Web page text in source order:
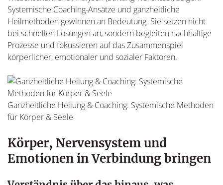
Systemische Coaching-Ansätze und ganzheitliche
Heilmethoden gewinnen an Bedeutung. Sie setzen nicht
bei schnellen Lösungen an, sondern begleiten nachhaltige
Prozesse und fokussieren auf das Zusammenspiel
körperlicher, emotionaler und sozialer Faktoren.
Ganzheitliche Heilung & Coaching: Systemische Methoden
für Körper & Seele
Körper, Nervensystem und
Emotionen in Verbindung bringen